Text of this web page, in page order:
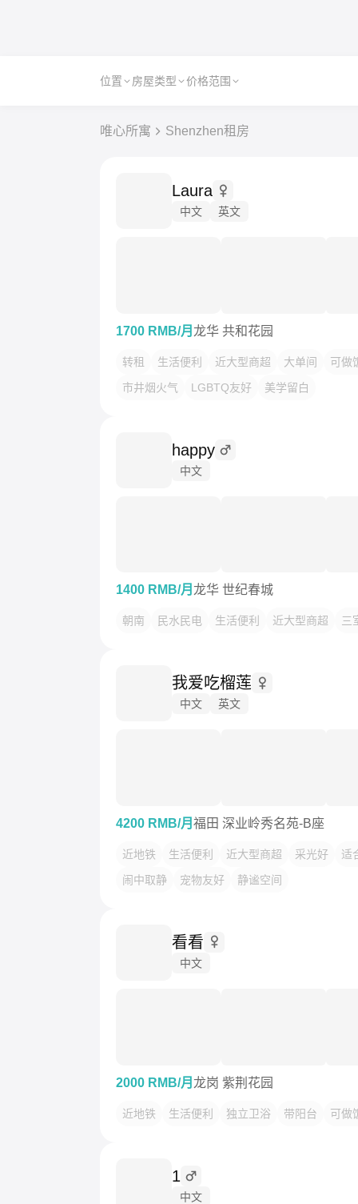
位置 房屋类型 价格范围
唯心所寓 Shenzhen租房
Laura
中文 英文
1700 RMB/月 龙华 共和花园
转租 生活便利 近大型商超 大单间
可做
市井烟火气
LGBTQ友好 美学留白
happy
中文
1400 RMB/月 龙华 世纪春城
朝南 民水民电 生活便利 近大型商超 三
我爱吃榴莲
中文 英文
4200 RMB/月 福田 深业岭秀名苑-B座
近地铁 生活便利 近大型商超 采光好
适
闹中取静
宠物友好 静谧空间
看看
中文
2000 RMB/月 龙岗 紫荆花园
近地铁 生活便利 独立卫浴 带阳台 可做
1
中文